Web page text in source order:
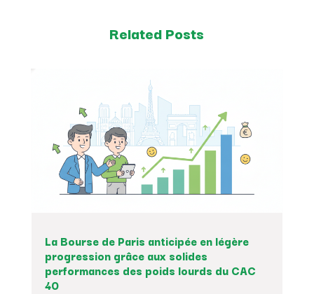
Related Posts
La Bourse de Paris anticipée en légère
progression grâce aux solides
performances des poids lourds du CAC
40